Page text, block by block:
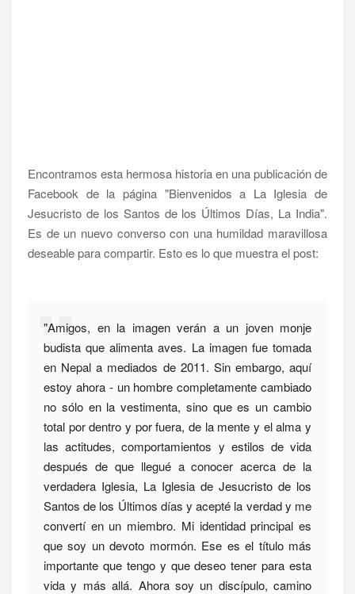
Encontramos esta hermosa historia en una publicación de
Facebook de la página "Bienvenidos a La Iglesia de
Jesucristo de los Santos de los Últimos Días, La India".
Es de un nuevo converso con una humildad maravillosa
deseable para compartir. Esto es lo que muestra el post:
"Amigos, en la imagen verán a un joven monje
budista que alimenta aves. La imagen fue tomada
en Nepal a mediados de 2011. Sin embargo, aquí
estoy ahora - un hombre completamente cambiado
no sólo en la vestimenta, sino que es un cambio
total por dentro y por fuera, de la mente y el alma y
las actitudes, comportamientos y estilos de vida
después de que llegué a conocer acerca de la
verdadera Iglesia, La Iglesia de Jesucristo de los
Santos de los Últimos días y acepté la verdad y me
convertí en un miembro. Mi identidad principal es
que soy un devoto mormón. Ese es el título más
importante que tengo y que deseo tener para esta
vida y más allá. Ahora soy un discípulo, camino